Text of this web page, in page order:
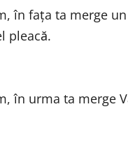
în faţa ta merge
pleacă.
în urma ta merge